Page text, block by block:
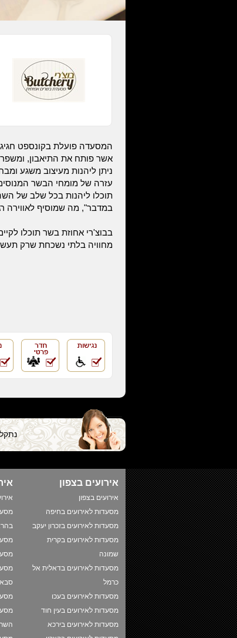
המסעדה פועלת בקונספט
אשר פותח את התיאבון,
ניתן ליהנות מעיצוב משגע
עזרה של מומחי הבשר
תוכלו ליהנות בכל שלב של
במדבר", מה שמוסיף לאווירה
מחוויה בלתי נשכחת שרק
אירועים בצפון
אירועים בצפון
מסעדות לאירועים בחיפה
מסעדות לאירועים בזכרון יעקב
מסעדות לאירועים בקרית
שמונה
מסעדות לאירועים בדאלית אל
כרמל
מסעדות לאירועים בעכו
מסעדות לאירועים בעין חוד
מסעדות לאירועים בירכא
סבא